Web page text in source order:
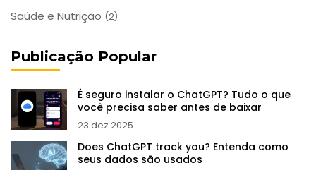
Saúde e Nutrição (2)
Publicação Popular
É seguro instalar o ChatGPT? Tudo o que
você precisa saber antes de baixar
23 dez 2025
Does ChatGPT track you? Entenda como
seus dados são usados